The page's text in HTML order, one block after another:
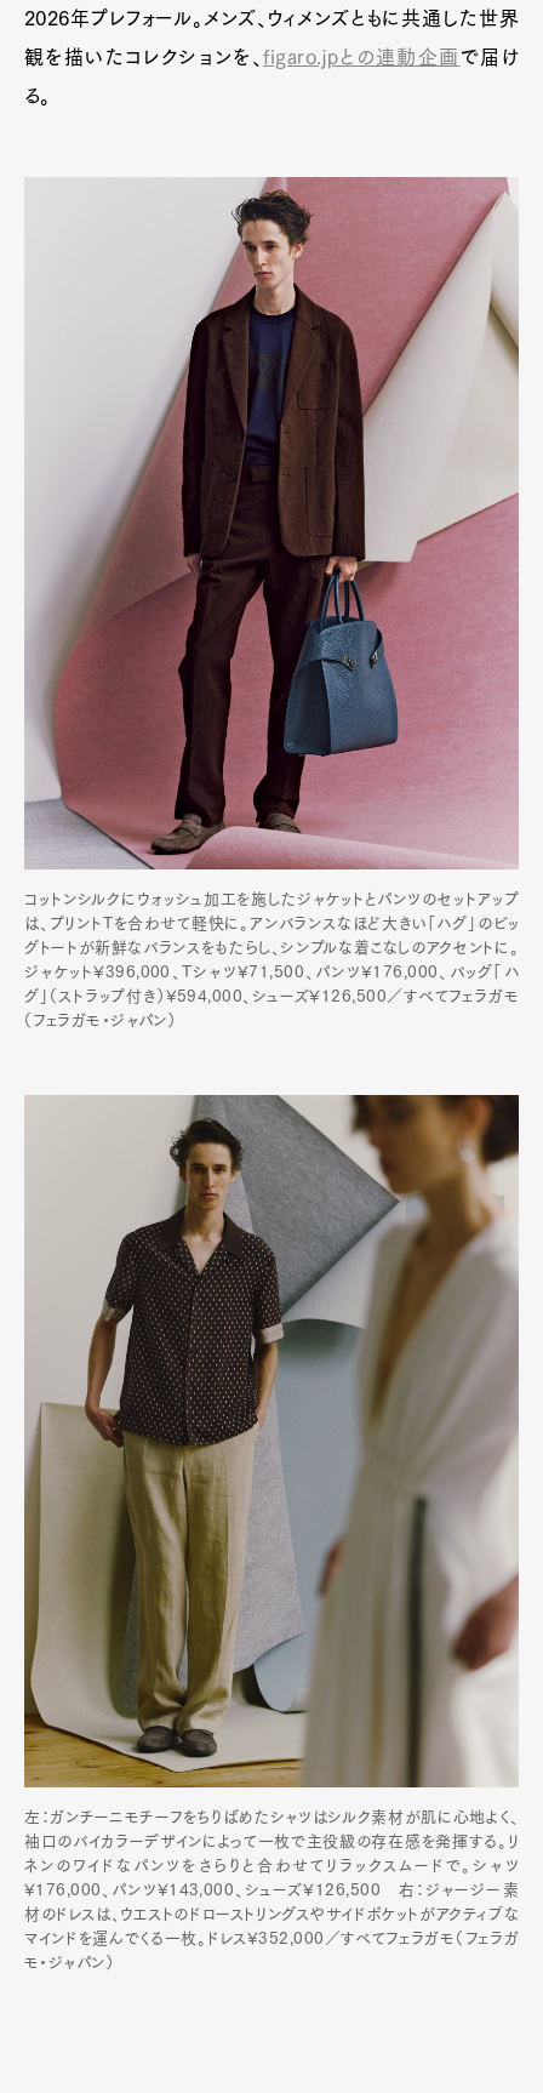
2026年プレフォール。メンズ、ウィメンズともに共通した世界
観を描いたコレクションを、figaro.jpとの連動企画 で届け
る。
コットンシルクにウォッシュ加工を施したジャケットとパンツのセットアップ
は、プリントTを合わせて軽快に。アンバランスなほど大きい「ハグ」のビッ
グトートが新鮮なバランスをもたらし、シンプルな着こなしのアクセントに。
ジャケット¥396,000、Tシャツ¥71,500、パンツ¥176,000、バッグ「ハ
グ」（ストラップ付き）¥594,000、シューズ¥126,500／すべてフェラガモ
（フェラガモ・ジャパン）
左：ガンチーニモチーフをちりばめたシャツはシルク素材が肌に心地よく、
袖口のバイカラーデザインによって一枚で主役級の存在感を発揮する。リ
ネンのワイドなパンツをさらりと合わせてリラックスムードで。シャツ
¥176,000、パンツ¥143,000、シューズ¥126,500 右：ジャージー素
材のドレスは、ウエストのドローストリングスやサイドポケットがアクティブな
マインドを運んでくる一枚。ドレス¥352,000／すべてフェラガモ（フェラガ
モ・ジャパン）